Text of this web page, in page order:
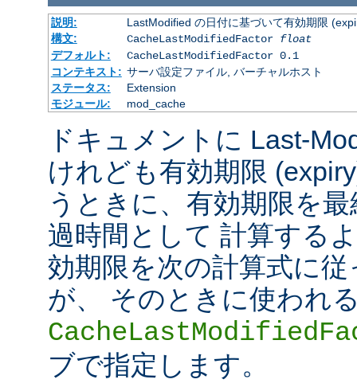
説明:
LastModified の日付に基づいて有効期限
構文:
CacheLastModifiedFactor float
デフォルト:
CacheLastModifiedFactor 0.1
コンテキスト: サーバ設定ファイル, バーチャルホスト
ステータス:
Extension
モジュール:
mod_cache
ドキュメントに Last-
けれども有効期限
うときに、有効期限を
過時間として 計算する
効期限を次の計算式に
が、 そのときに使われ
ブで指定します。